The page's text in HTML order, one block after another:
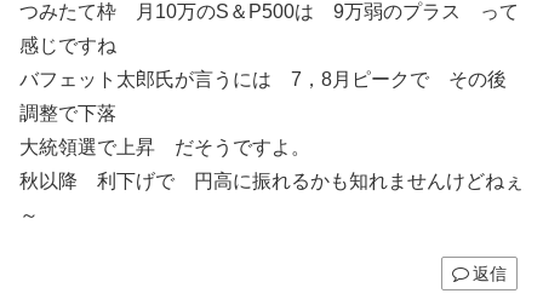
つみたて枠 月10万のS＆P500は 9万弱のプラス って
感じですね
バフェット太郎氏が言うには 7，8月ピークで その後
調整で下落
大統領選で上昇 だそうですよ。
秋以降 利下げで 円高に振れるかも知れませんけどねぇ
～
返信